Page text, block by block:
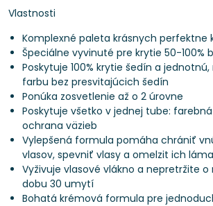
Vlastnosti
Komplexné paleta krásnych perfektne
Špeciálne vyvinuté pre krytie 50-100%
Poskytuje 100% krytie šedín a
farbu bez presvitajúcich šedín
Ponúka zosvetlenie až o 2 úrovne
Poskytuje všetko v jednej tube:
ochrana väzieb
Vylepšená formula pomáha chrániť
vlasov, spevniť vlasy a omelzit ich
Vyživuje vlasové vlákno a nepretržite
dobu 30 umytí
Bohatá krémová formula pre